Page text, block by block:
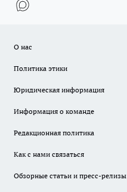
О нас
Политика этики
Юридическая информация
Информация о команде
Редакционная политика
Как с нами связаться
Обзорные статьи и пресс-релизы